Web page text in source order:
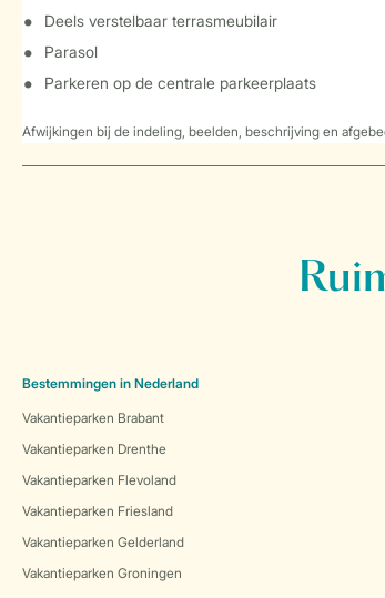
Deels verstelbaar terrasmeubilair
Parasol
Parkeren op de centrale parkeerplaats
Afwijkingen bij de indeling, beelden, beschrijving en
Bestemmingen in Nederland
Vakantieparken Brabant
Vakantieparken Drenthe
Vakantieparken Flevoland
Vakantieparken Friesland
Vakantieparken Gelderland
Vakantieparken Groningen